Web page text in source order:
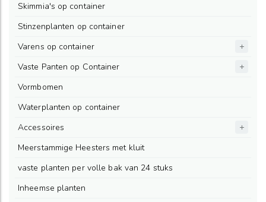
Skimmia's op container
Stinzenplanten op container
Varens op container
Vaste Panten op Container
Vormbomen
Waterplanten op container
Accessoires
Meerstammige Heesters met kluit
vaste planten per volle bak van 24 stuks
Inheemse planten